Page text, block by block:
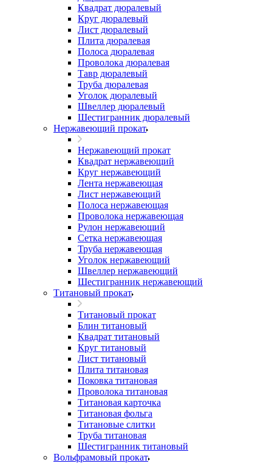
Квадрат дюралевый
Круг дюралевый
Лист дюралевый
Плита дюралевая
Полоса дюралевая
Проволока дюралевая
Тавр дюралевый
Труба дюралевая
Уголок дюралевый
Швеллер дюралевый
Шестигранник дюралевый
Нержавеющий прокат
Нержавеющий прокат
Квадрат нержавеющий
Круг нержавеющий
Лента нержавеющая
Лист нержавеющий
Полоса нержавеющая
Проволока нержавеющая
Рулон нержавеющий
Сетка нержавеющая
Труба нержавеющая
Уголок нержавеющий
Швеллер нержавеющий
Шестигранник нержавеющий
Титановый прокат
Титановый прокат
Блин титановый
Квадрат титановый
Круг титановый
Лист титановый
Плита титановая
Поковка титановая
Проволока титановая
Титановая карточка
Титановая фольга
Титановые слитки
Труба титановая
Шестигранник титановый
Вольфрамовый прокат